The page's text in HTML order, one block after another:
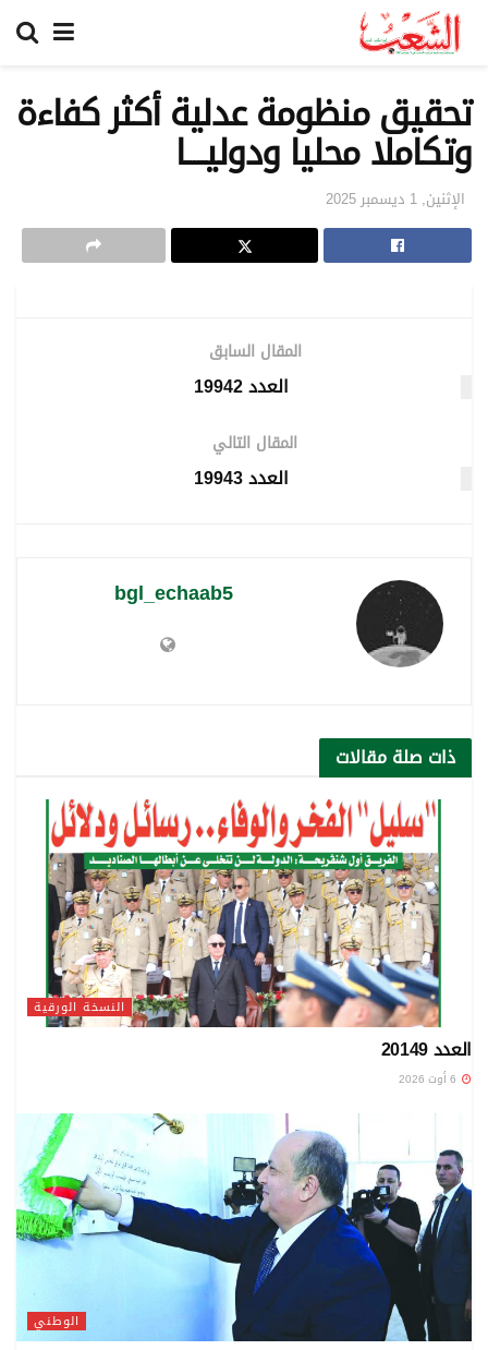
تحقيق منظومة عدلية أكثر كفاءة
وتكاملا محليا ودوليـــــا
الإثنين, 1 ديسمبر 2025
المقال السابق
العدد 19942
المقال التالي
العدد 19943
bgl_echaab5
ذات صلةمقالات
النسخة الورقية
العدد 20149
الوطني